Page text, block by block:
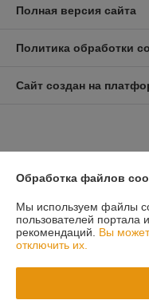
Полная версия сайта
Политика обработки
Сайт создан на
Юридическое лицо:
220024, Республика
офис 209Б
Обработка файлов
Мы используем файлы
пользователей портала
рекомендаций. Вы
отключить их.